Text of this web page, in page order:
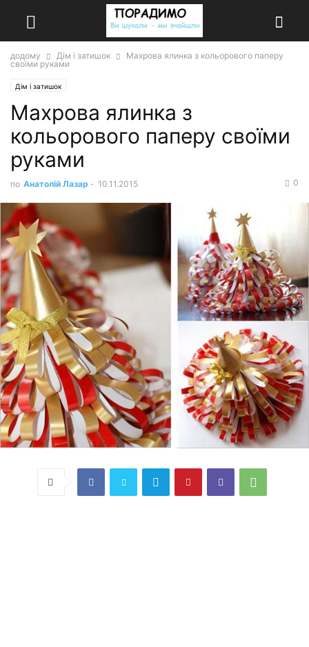
додому Дім і затишок
Махрова ялинка з кольорового паперу
своїми руками
Дім і затишок
Махрова ялинка з
кольорового паперу своїми
руками
по Анатолій Лазар - 10.11.2015 0